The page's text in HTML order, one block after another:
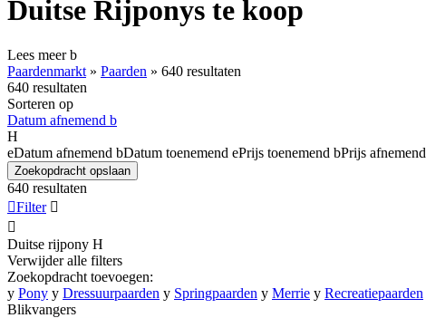
Duitse Rijponys te koop
Lees meerb
Paardenmarkt » Paarden » 640 resultaten
640 resultaten
Sorteren op
Datum afnemend b
H
eDatum afnemend bDatum toenemend ePrijs toenemend bPrijs afnemend
Zoekopdracht opslaan
640 resultaten
Filter 

Duitse rijpony H
Verwijder alle filters
Zoekopdracht toevoegen:
y Pony y Dressuurpaarden y Springpaarden y Merrie y Recreatiepaarden
Blikvangers